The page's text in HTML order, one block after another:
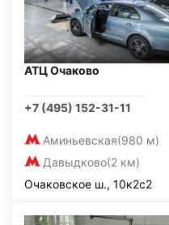
АТЦ Очаково
+7 (495) 152-31-11
Аминьевская(980 м)
Давыдково(2 км)
Очаковское ш., 10к2с2